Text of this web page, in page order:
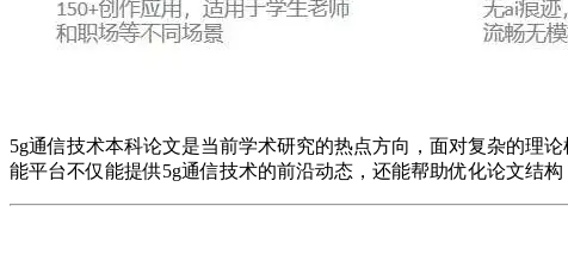
5g通信技术本科论文是当前学术研究的热点方向，面对复杂的理
能平台不仅能提供5g通信技术的前沿动态，还能帮助优化论文结